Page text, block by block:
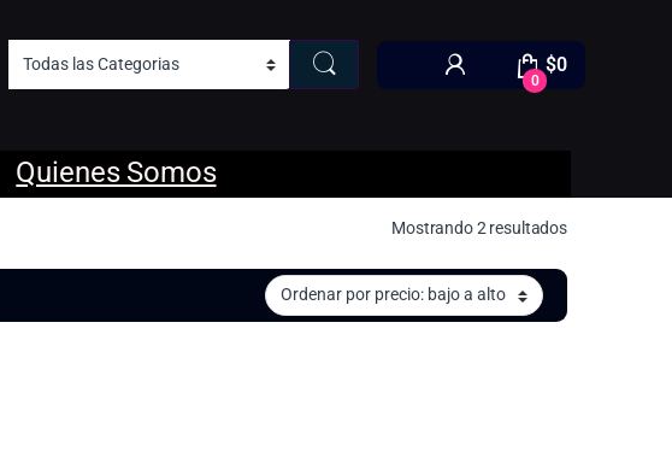
0
$0
Quienes Somos
Mostrando 2 resultadosOrdenado por